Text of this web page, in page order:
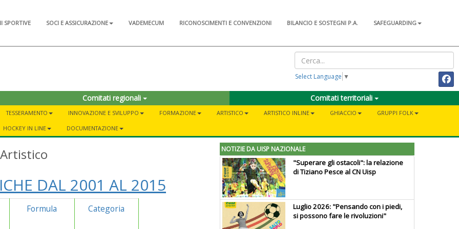
SPORTIVE SOCI E ASSICURAZIONE VADEMECUM RICONOSCIMENTI E CONVENZIONI BILANCIO E SOSTEGNI P.A. SAFEGUARDING
Select Language ▼
Comitati regionali Comitati territoriali
TESSERAMENTO INNOVAZIONE E SVILUPPO FORMAZIONE ARTISTICO ARTISTICO INLINE GHIACCIO
GRUPPI FOLK
HOCKEY IN LINE
DOCUMENTAZIONE
DAL 2001 AL 2015
Formula Categoria
NOTIZIE DA UISP NAZIONALE
"Superare gli ostacoli": la relazione
di Tiziano Pesce al CN Uisp
Luglio 2026: "Pensando con i piedi,
si possono fare le rivoluzioni"